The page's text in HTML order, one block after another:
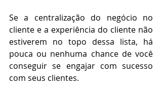
Se a centralização do negócio no
cliente e a experiência do cliente não
estiverem no topo dessa lista, há
pouca ou nenhuma chance de você
conseguir se engajar com sucesso
com seus clientes.